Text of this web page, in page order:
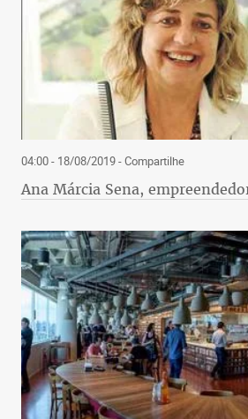
04:00 - 18/08/2019- Compartilhe
Ana Márcia Sena,